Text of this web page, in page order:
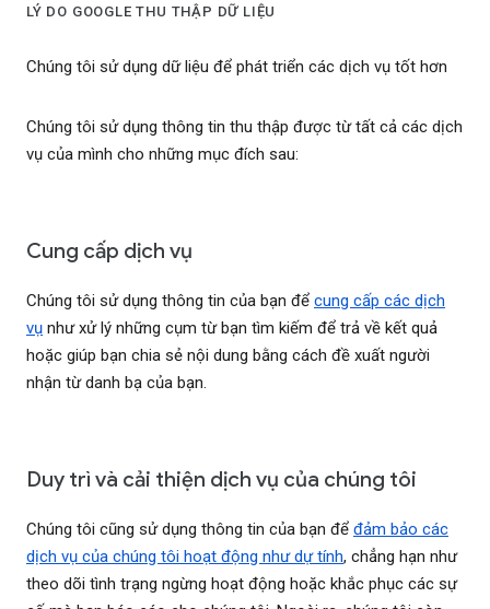
LÝ DO GOOGLE THU THẬP DỮ LIỆU
Chúng tôi sử dụng dữ liệu để phát triển các dịch vụ tốt hơn
Chúng tôi sử dụng thông tin thu thập được từ tất cả các dịch
vụ của mình cho những mục đích sau:
Cung cấp dịch vụ
Chúng tôi sử dụng thông tin của bạn để cung cấp các dịch
vụ như xử lý những cụm từ bạn tìm kiếm để trả về kết quả
hoặc giúp bạn chia sẻ nội dung bằng cách đề xuất người
nhận từ danh bạ của bạn.
Duy trì và cải thiện dịch vụ của chúng tôi
Chúng tôi cũng sử dụng thông tin của bạn để đảm bảo các
dịch vụ của chúng tôi hoạt động như dự tính, chẳng hạn như
theo dõi tình trạng ngừng hoạt động hoặc khắc phục các sự